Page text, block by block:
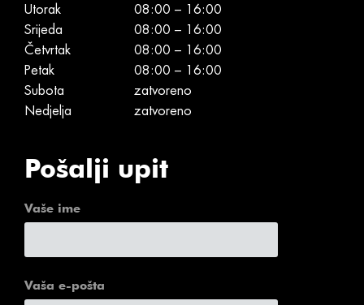
Utorak
08:00 – 16:00
Srijeda
08:00 – 16:00
Četvrtak
08:00 – 16:00
Petak
08:00 – 16:00
Subota
zatvoreno
Nedjelja
zatvoreno
Pošalji upit
Vaše ime
Vaša e-pošta